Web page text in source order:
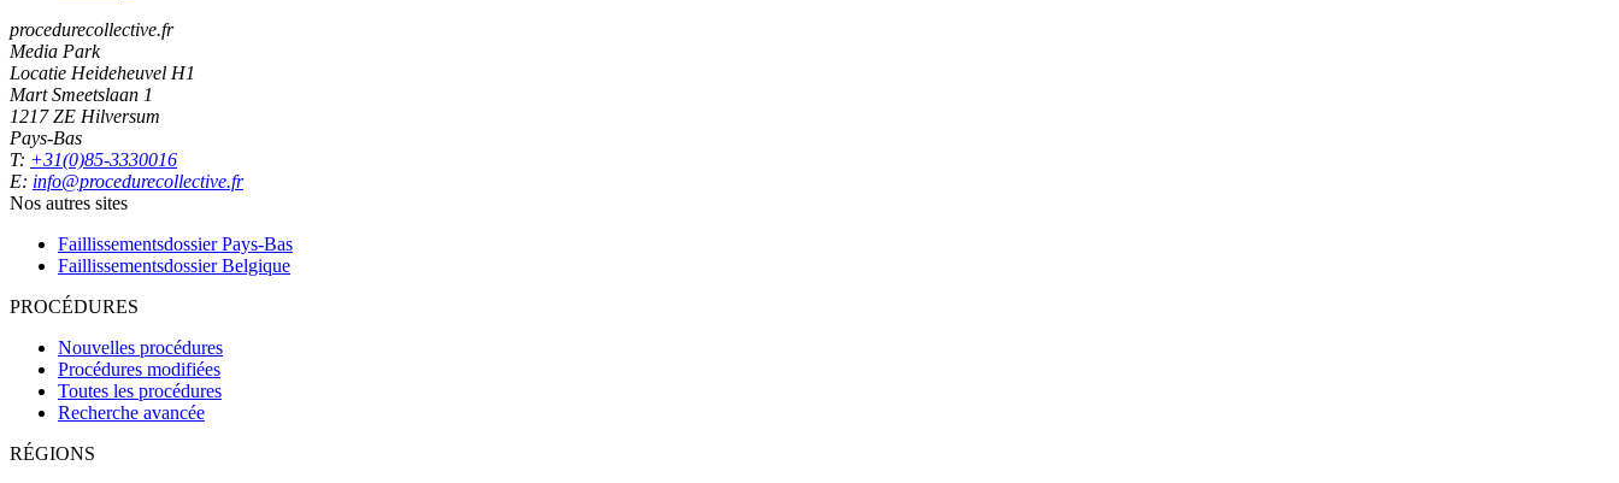
procedurecollective.fr
Media Park
Locatie Heideheuvel H1
Mart Smeetslaan 1
1217 ZE Hilversum
Pays-Bas
T: +31(0)85-3330016
E: info@procedurecollective.fr
Nos autres sites
Faillissementsdossier Pays-Bas
Faillissementsdossier Belgique
PROCÉDURES
Nouvelles procédures
Procédures modifiées
Toutes les procédures
Recherche avancée
RÉGIONS